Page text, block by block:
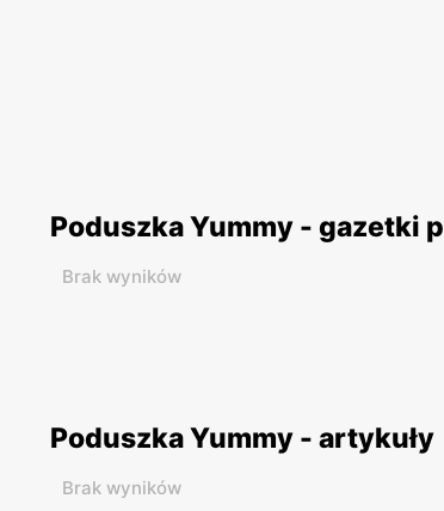
Poduszka Yummy - gazetki
Brak wyników
Poduszka Yummy - artykuły
Brak wyników